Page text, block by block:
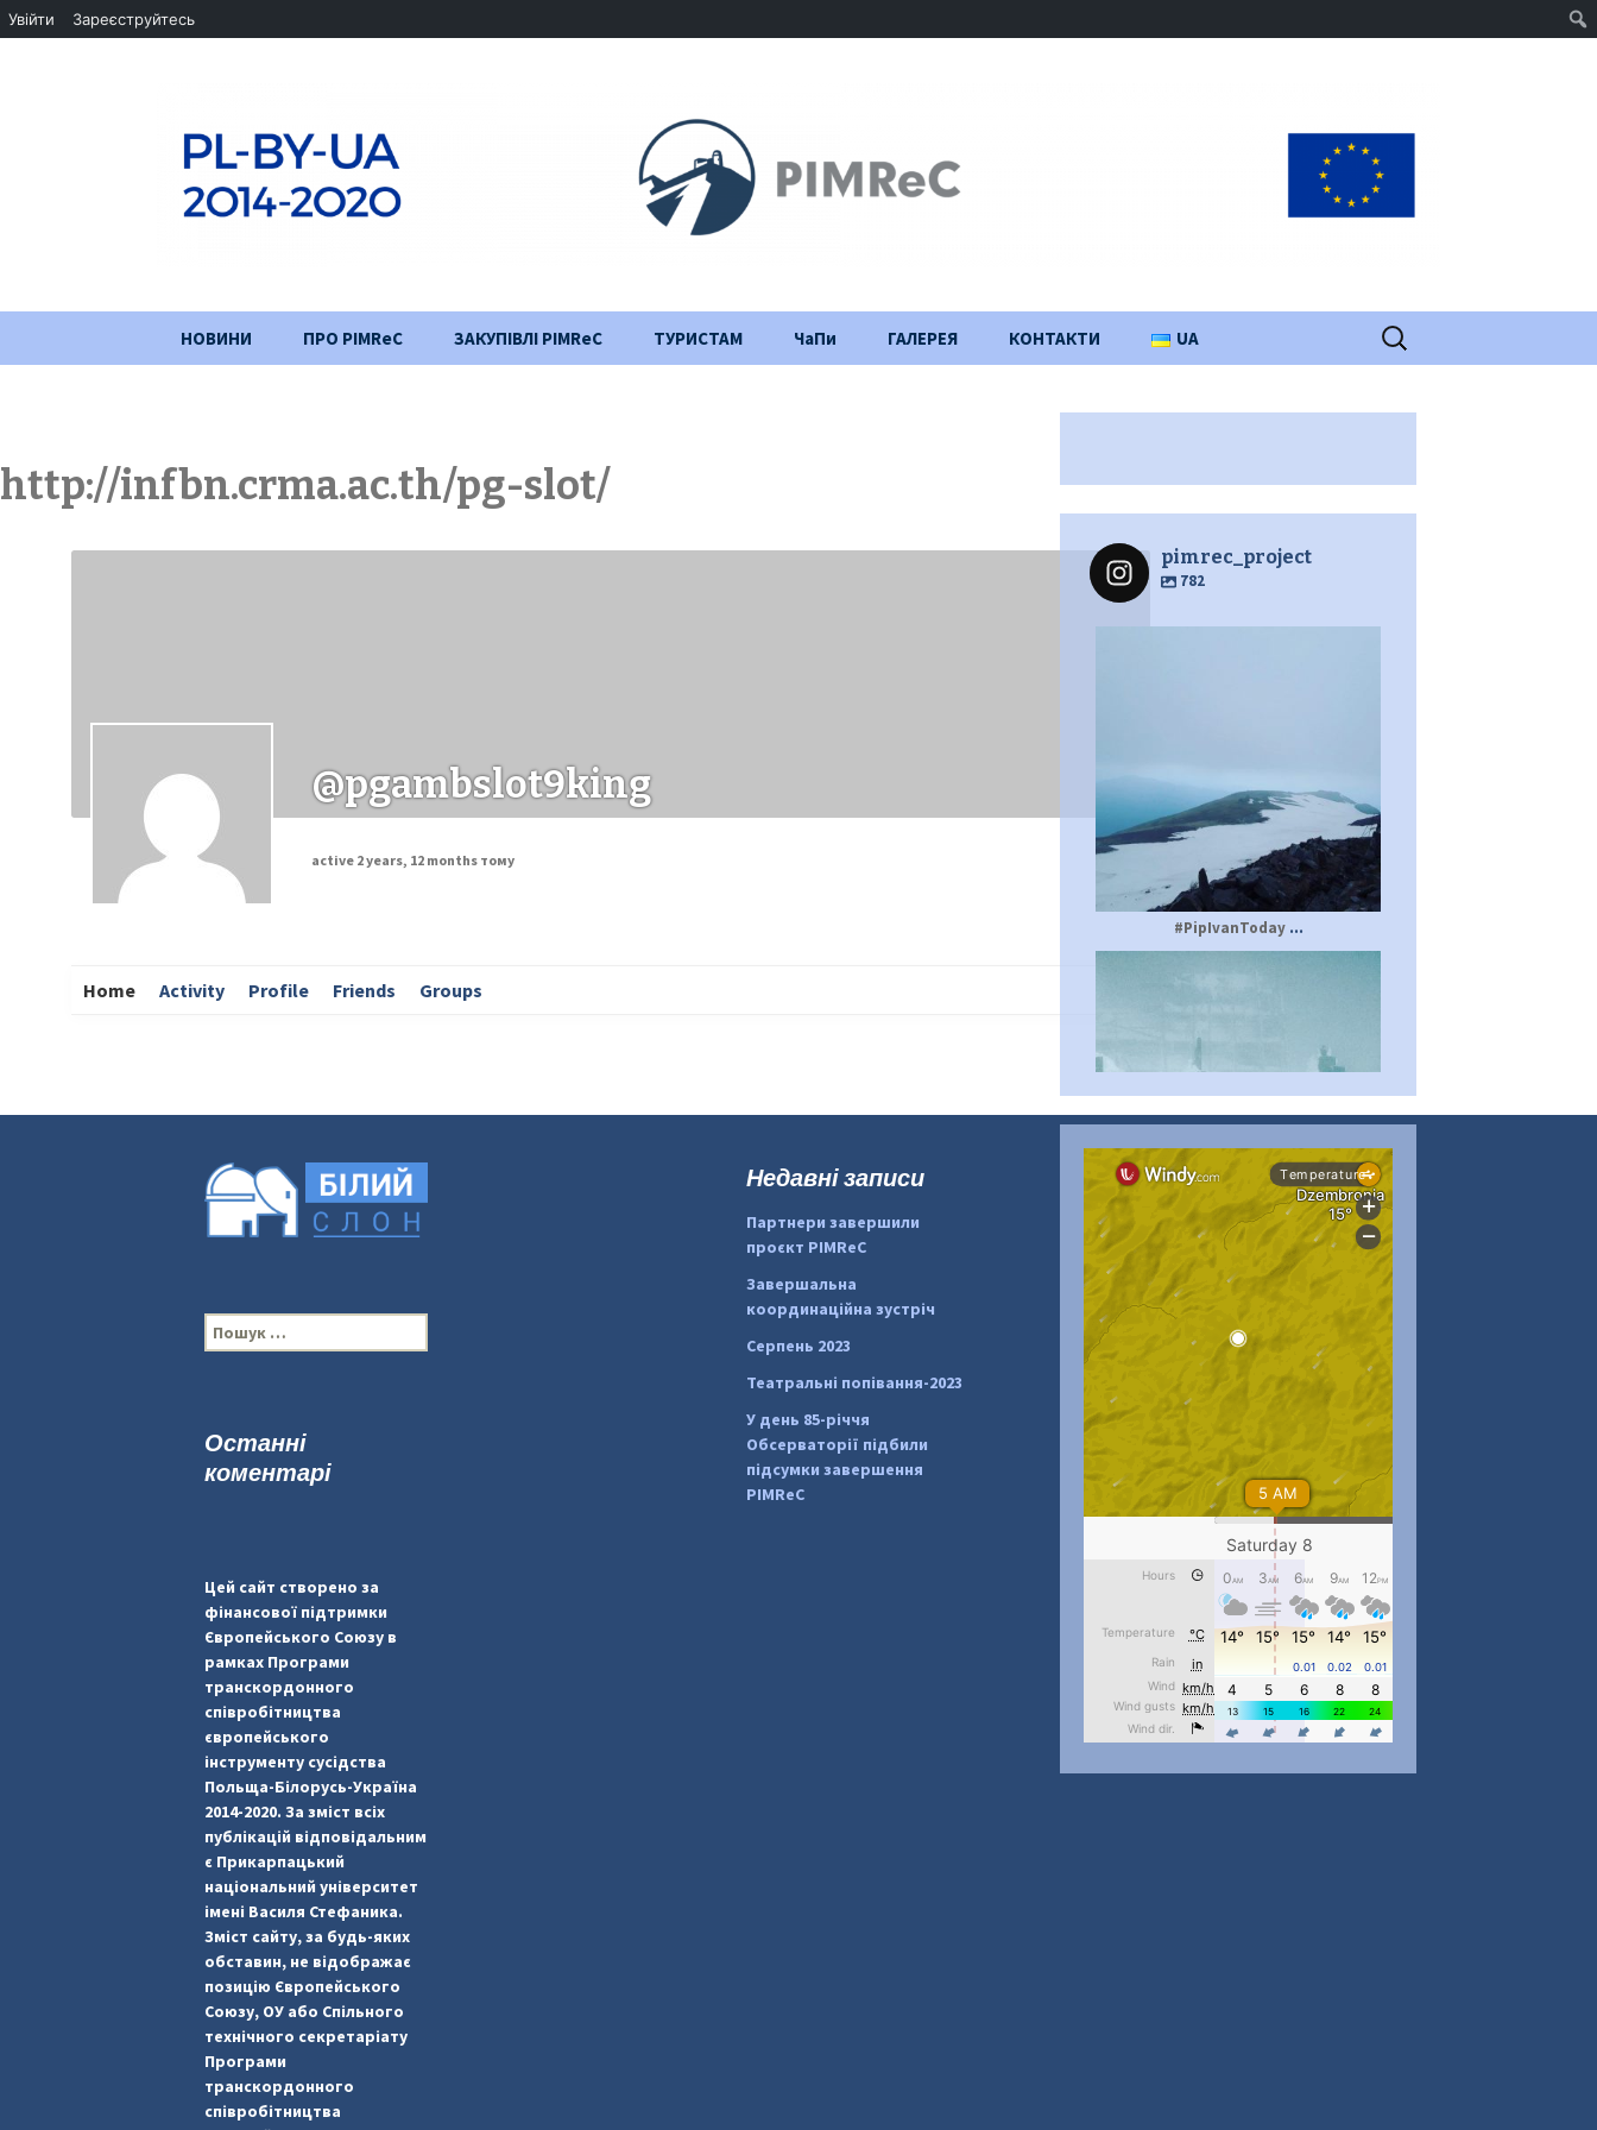
НОВИНИ ПРО PIMReC
Хід проекту
Заходи
ЗАКУПІВЛІ PIMReC ТУРИСТАМ ЧаПи ГАЛЕРЕЯ КОНТАКТИ UA Пошук:
http://infbn.crma.ac.th/pg-slot/
@pgambslot9king
active 2 years, 12 months тому
Home Activity Profile Friends Groups
pimrec_project
782
#PipIvanToday ...
#PipIvanToday...
pimrec_project
#PipIvanToday ...
pimrec_project
П
о
:
Недавні записи
Партнери завершили
проєкт PIMReC
Завершальна
координаційна зустріч
Серпень 2023
Театральні попівання-2023
У день 85-річчя
Обсерваторії підбили
підсумки завершення
PIMReC
Останні
коментарі
Цей сайт створено за
фінансової підтримки
Європейського Союзу в
рамках Програми
транскордонного
співробітництва
європейського
інструменту сусідства
Польща-Білорусь-Україна
2014-2020. За зміст всіх
публікацій відповідальним
є Прикарпацький
національний університет
імені Василя Стефаника.
Зміст сайту, за будь-яких
обставин, не відображає
позицію Європейського
Союзу, ОУ або Спільного
технічного секретаріату
Програми
транскордонного
співробітництва
Увійти Зареєструйтесь